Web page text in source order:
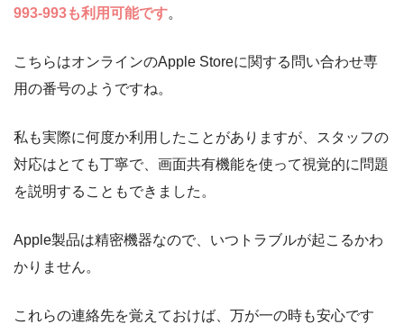
993-993も利用可能です。
こちらはオンラインのApple Storeに関する問い合わせ専
用の番号のようですね。
私も実際に何度か利用したことがありますが、スタッフの
対応はとても丁寧で、画面共有機能を使って視覚的に問題
を説明することもできました。
Apple製品は精密機器なので、いつトラブルが起こるかわ
かりません。
これらの連絡先を覚えておけば、万が一の時も安心です